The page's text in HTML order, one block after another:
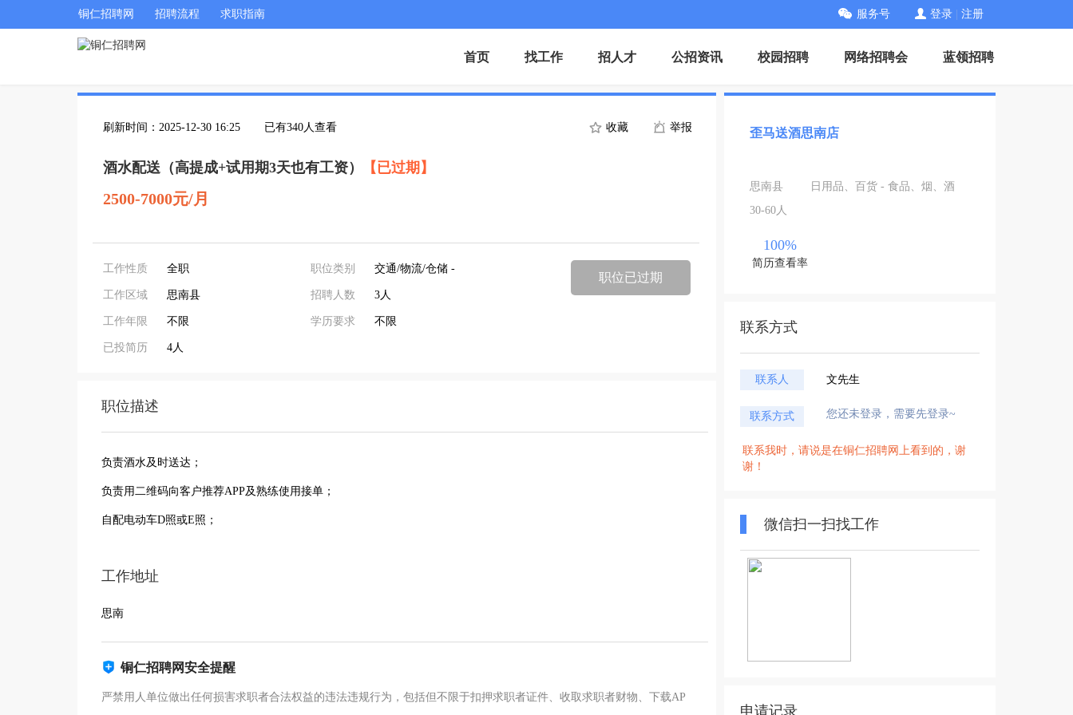
铜仁招聘网 招聘流程 求职指南 服务号 登录 注册
首页 找工作 招人才 公招资讯 校园招聘 网络招聘会 蓝领招聘
刷新时间：2025-12-30 16:25 已有340人查看 收藏 举报
酒水配送（高提成+试用期3天也有工资） 【已过期】
2500-7000元/月
工作性质 全职
工作区域 思南县
工作年限 不限
已投简历 4人
职位类别 交通/物流/仓储 -
招聘人数 3人
学历要求 不限
职位已过期
职位描述
负责酒水及时送达；
负责用二维码向客户推荐APP及熟练使用接单；
自配电动车D照或E照；
工作地址
思南
铜仁招聘网安全提醒
严禁用人单位做出任何损害求职者合法权益的违法违规行为，包括但不限于扣押求职者证件、收取求职者财物、下载AP
歪马送酒思南店
思南县
日用品、百货 - 食品、烟、酒
30-60人
100%
简历查看率
联系方式
联系人 文先生
联系方式 您还未登录，需要先登录~
联系我时，请说是在铜仁招聘网上看到的，谢
谢！
微信扫一扫找工作
申请记录